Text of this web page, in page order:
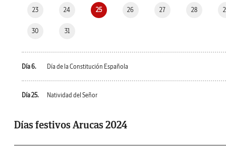
23 24 25 26 27 28
30 31
Día 6. Día de la Constitución Española
Día 25. Natividad del Señor
Días festivos Arucas 2024